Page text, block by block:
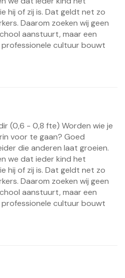
hij of zij is. Dat geldt net zo
Daarom zoeken wij geen
aanstuurt, maar een
cultuur bouwt
(0,6 - 0,8 fte) Worden wie je
voor te gaan? Goed
die anderen laat groeien.
we dat ieder kind het
hij of zij is. Dat geldt net zo
Daarom zoeken wij geen
aanstuurt, maar een
cultuur bouwt